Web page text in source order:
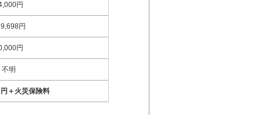
円
円
円
不明
＋火災保険料